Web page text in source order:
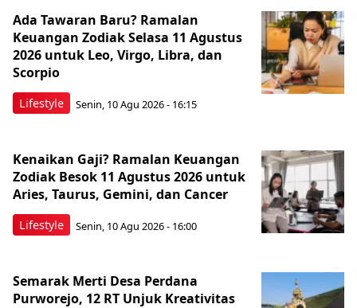
Lifestyle
Ada Tawaran Baru? Ramalan
Keuangan Zodiak Selasa 11 Agustus
2026 untuk Leo, Virgo, Libra, dan
Scorpio
Senin, 10 Agu 2026 - 16:15
Lifestyle
Kenaikan Gaji? Ramalan Keuangan
Zodiak Besok 11 Agustus 2026 untuk
Aries, Taurus, Gemini, dan Cancer
Senin, 10 Agu 2026 - 16:00
Semarak Merti Desa Perdana
Purworejo, 12 RT Unjuk Kreativitas